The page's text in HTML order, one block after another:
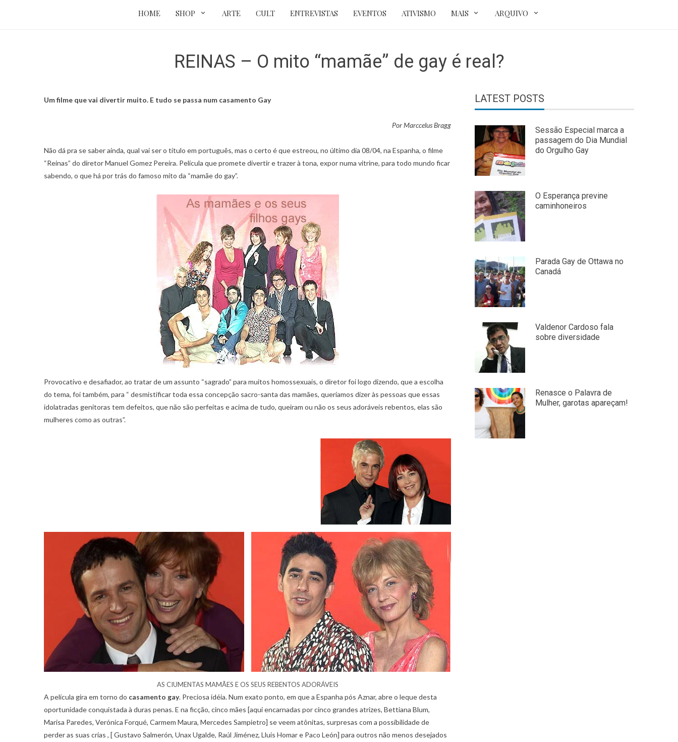
HOME SHOP ARTE CULT ENTREVISTAS EVENTOS ATIVISMO MAIS ARQUIVO
REINAS – O mito “mamãe” de gay é real?
Um filme que vai divertir muito. E tudo se passa num casamento Gay
Por Marccelus Bragg
Não dá pra se saber ainda, qual vai ser o título em português, mas o certo é que estreou, no último dia 08/04, na Espanha, o filme
“Reinas” do diretor Manuel Gomez Pereira. Película que promete divertir e trazer à tona, expor numa vitrine, para todo mundo ficar
sabendo, o que há por trás do famoso mito da “mamãe do gay”.
Provocativo e desafiador, ao tratar de um assunto “sagrado” para muitos homossexuais, o diretor foi logo dizendo, que a escolha
do tema, foi também, para “ desmistificar toda essa concepção sacro-santa das mamães, queríamos dizer às pessoas que essas
idolatradas genitoras tem defeitos, que não são perfeitas e acima de tudo, queiram ou não os seus adoráveis rebentos, elas são
mulheres como as outras”.
AS CIUMENTAS MAMÃES E OS SEUS REBENTOS ADORÁVEIS
A película gira em torno do casamento gay. Preciosa idéia. Num exato ponto, em que a Espanha pós Aznar, abre o leque desta
oportunidade conquistada à duras penas. E na ficção, cinco mães [aqui encarnadas por cinco grandes atrizes, Bettiana Blum,
Marisa Paredes, Verónica Forqué, Carmem Maura, Mercedes Sampietro] se veem atônitas, surpresas com a possíbilidade de
perder as suas crias , [ Gustavo Salmerón, Unax Ugalde, Raúl Jiménez, Lluis Homar e Paco León] para outros não menos desejados
LATEST POSTS
Sessão Especial marca a
passagem do Dia Mundial
do Orgulho Gay
O Esperança previne
caminhoneiros
Parada Gay de Ottawa no
Canadá
Valdenor Cardoso fala
sobre diversidade
Renasce o Palavra de
Mulher, garotas apareçam!